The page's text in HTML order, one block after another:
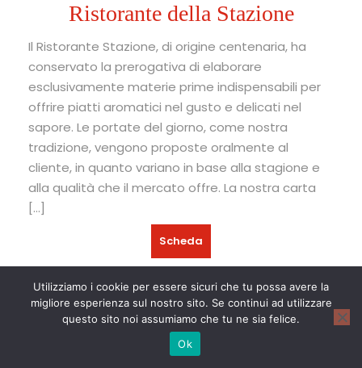
Ristorante della Stazione
Il Ristorante Stazione, di origine centenaria, ha
conservato la prerogativa di elaborare
esclusivamente materie prime indispensabili per
offrire piatti aromatici nel gusto e delicati nel
sapore. Le portate del giorno, come nostra
tradizione, vengono proposte oralmente al
cliente, in quanto variano in base alla stagione e
alla qualità che il mercato offre. La nostra carta
[…]
Scheda
1 2 Successivi
Utilizziamo i cookie per essere sicuri che tu possa avere la
migliore esperienza sul nostro sito. Se continui ad utilizzare
questo sito noi assumiamo che tu ne sia felice.
Ok